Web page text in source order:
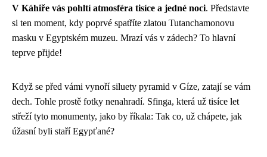
V Káhiře vás pohltí atmosféra tisíce a jedné noci. Představte
si ten moment, kdy poprvé spatříte zlatou Tutanchamonovu
masku v Egyptském muzeu. Mrazí vás v zádech? To hlavní
teprve přijde!
Když se před vámi vynoří siluety pyramid v Gíze, zatají se vám
dech. Tohle prostě fotky nenahradí. Sfinga, která už tisíce let
střeží tyto monumenty, jako by říkala: Tak co, už chápete, jak
úžasní byli staří Egypťané?